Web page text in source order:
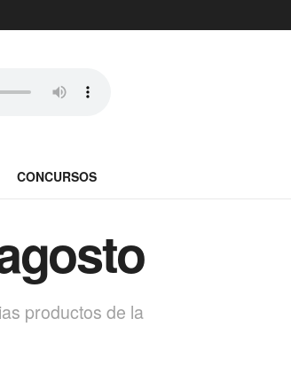
CONCURSOS
productos de la